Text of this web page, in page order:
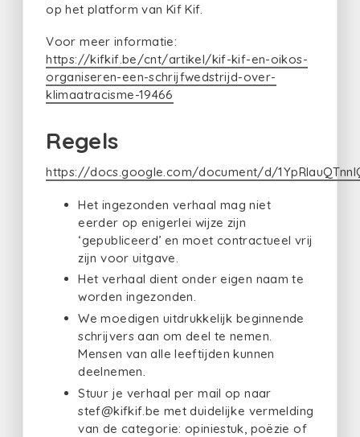
op het platform van Kif Kif.
Voor meer informatie:
https://kifkif.be/cnt/artikel/kif-kif-en-oikos-
organiseren-een-schrijfwedstrijd-over-
klimaatracisme-19466
Regels
https://docs.google.com/document/d/
Het ingezonden verhaal mag niet
eerder op enigerlei wijze zijn
‘gepubliceerd’ en moet contractueel vrij
zijn voor uitgave.
Het verhaal dient onder eigen naam te
worden ingezonden.
We moedigen uitdrukkelijk beginnende
schrijvers aan om deel te nemen.
Mensen van alle leeftijden kunnen
deelnemen.
Stuur je verhaal per mail op naar
stef@kifkif.be met duidelijke vermelding
van de categorie: opiniestuk, poëzie of